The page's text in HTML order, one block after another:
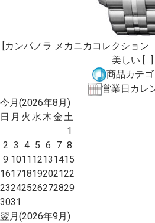
[カンパノラ メカニカコレクション
美しい […]
商品カテ
営業日カレ
今月(2026年8月)
日 月 火 水木金土
1
2 3 4 5 6 7 8
9 101112131415
16171819202122
23242526272829
3031
翌月(2026年9月)